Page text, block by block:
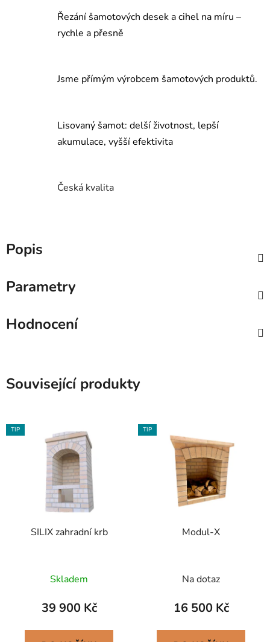
Řezání šamotových desek a cihel na míru –
rychle a přesně
Jsme přímým výrobcem šamotových produktů.
Lisovaný šamot: delší životnost, lepší
akumulace, vyšší efektivita
Česká kvalita
Popis
Parametry
Hodnocení
Související produkty
TIP
SILIX zahradní krb
Skladem
39 900 Kč
TIP
Modul-X
Na dotaz
16 500 Kč